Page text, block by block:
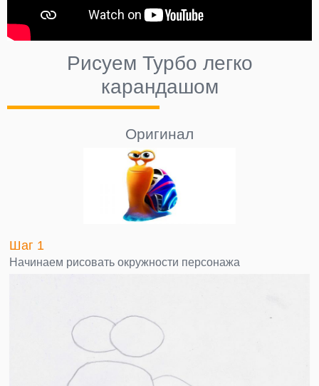
Рисуем Турбо легко
карандашом
Оригинал
Шаг 1
Начинаем рисовать окружности персонажа